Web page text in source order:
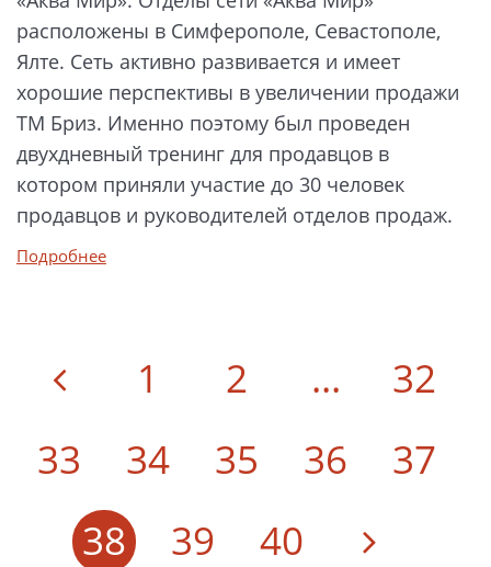
расположены в Симферополе, Севастополе,
Ялте. Сеть активно развивается и имеет
хорошие перспективы в увеличении продажи
ТМ Бриз. Именно поэтому был проведен
двухдневный тренинг для продавцов в
котором приняли участие до 30 человек
продавцов и руководителей отделов продаж.
Подробнее
1 2 ...
32
33
34 35 36
37
38
39 40